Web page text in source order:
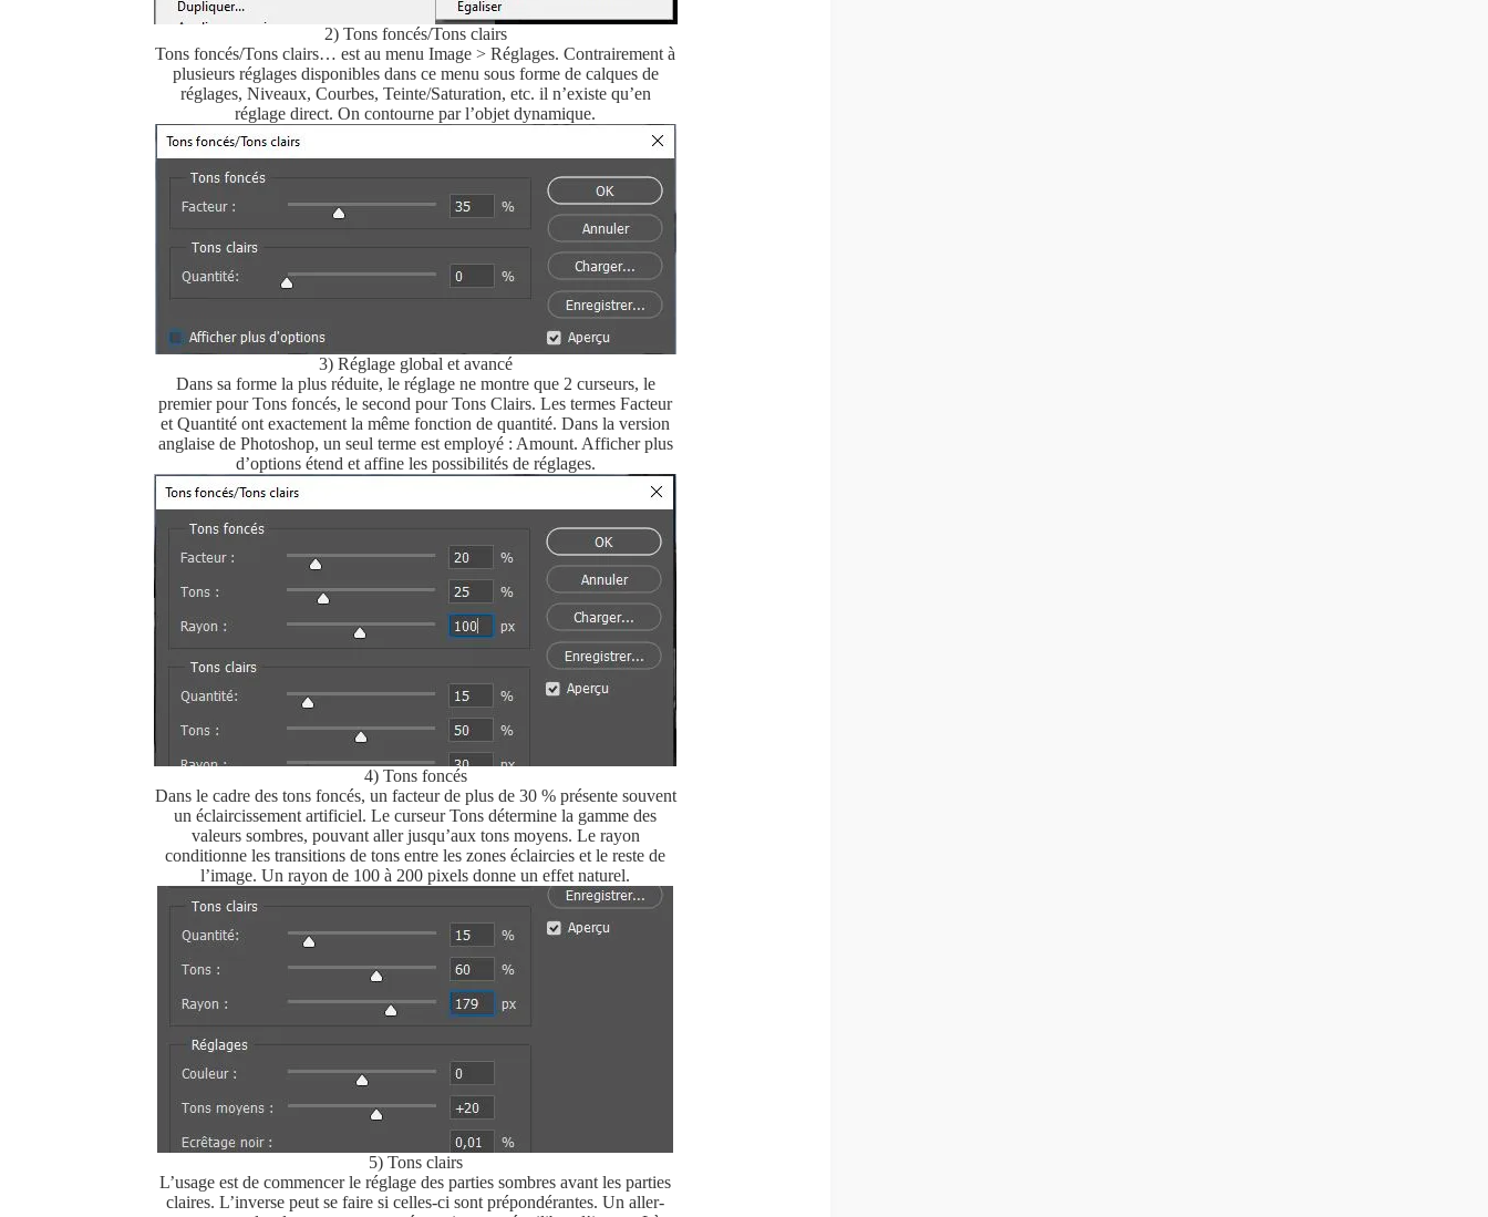
2) Tons foncés/Tons clairs
Tons foncés/Tons clairs… est au menu Image > Réglages. Contrairement à
plusieurs réglages disponibles dans ce menu sous forme de calques de
réglages, Niveaux, Courbes, Teinte/Saturation, etc. il n’existe qu’en
réglage direct. On contourne par l’objet dynamique.
3) Réglage global et avancé
Dans sa forme la plus réduite, le réglage ne montre que 2 curseurs, le
premier pour Tons foncés, le second pour Tons Clairs. Les termes Facteur
et Quantité ont exactement la même fonction de quantité. Dans la version
anglaise de Photoshop, un seul terme est employé : Amount. Afficher plus
d’options étend et affine les possibilités de réglages.
4) Tons foncés
Dans le cadre des tons foncés, un facteur de plus de 30 % présente souvent
un éclaircissement artificiel. Le curseur Tons détermine la gamme des
valeurs sombres, pouvant aller jusqu’aux tons moyens. Le rayon
conditionne les transitions de tons entre les zones éclaircies et le reste de
l’image. Un rayon de 100 à 200 pixels donne un effet naturel.
5) Tons clairs
L’usage est de commencer le réglage des parties sombres avant les parties
claires. L’inverse peut se faire si celles-ci sont prépondérantes. Un aller-